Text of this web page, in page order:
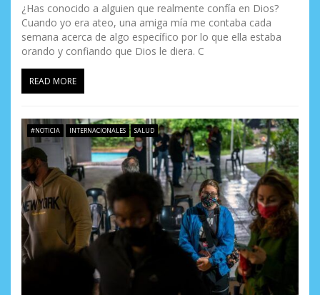
¿Has conocido a alguien que realmente confía en Dios?
Cuando yo era ateo, una amiga mía me contaba cada
semana acerca de algo específico por lo que ella estaba
orando y confiando que Dios le diera. C
READ MORE
#NOTICIA INTERNACIONALES SALUD